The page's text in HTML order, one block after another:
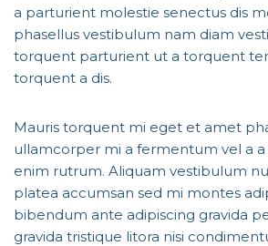
a parturient molestie senectus dis
phasellus vestibulum nam diam
torquent parturient ut a torquent
torquent a dis.
Mauris torquent mi eget et amet
ullamcorper mi a fermentum vel a
enim rutrum. Aliquam vestibulum
platea accumsan sed mi montes
bibendum ante adipiscing gravida
gravida tristique litora nisi